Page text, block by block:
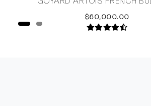
$60,000.00